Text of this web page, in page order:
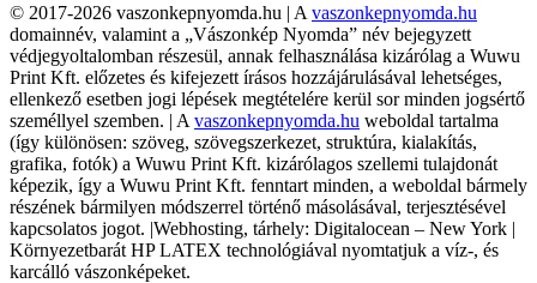
© 2017-2026 vaszonkepnyomda.hu | A vaszonkepnyomda.hu
domainnév, valamint a „Vászonkép Nyomda” név bejegyzett
védjegyoltalomban részesül, annak felhasználása kizárólag a Wuwu
Print Kft. előzetes és kifejezett írásos hozzájárulásával lehetséges,
ellenkező esetben jogi lépések megtételére kerül sor minden jogsértő
személlyel szemben. | A vaszonkepnyomda.hu weboldal tartalma
(így különösen: szöveg, szövegszerkezet, struktúra, kialakítás,
grafika, fotók) a Wuwu Print Kft. kizárólagos szellemi tulajdonát
képezik, így a Wuwu Print Kft. fenntart minden, a weboldal bármely
részének bármilyen módszerrel történő másolásával, terjesztésével
kapcsolatos jogot. |Webhosting, tárhely: Digitalocean – New York |
Környezetbarát HP LATEX technológiával nyomtatjuk a víz-, és
karcálló vászonképeket.